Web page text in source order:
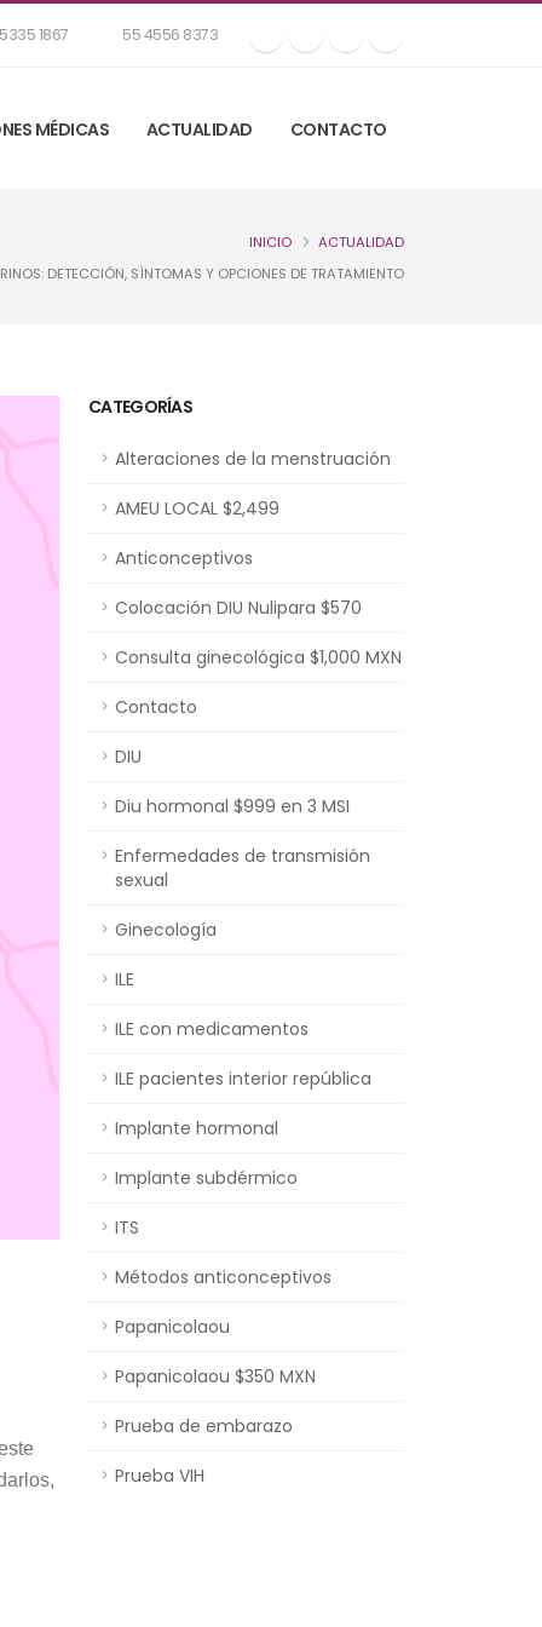
1867 55 4556 8373
MÉDICAS ACTUALIDAD CONTACTO
INICIO
ACTUALIDAD
DETECCIÓN, SÍNTOMAS Y OPCIONES DE TRATAMIENTO
CATEGORÍAS
Alteraciones de la menstruación
AMEU LOCAL $2,499
Anticonceptivos
Colocación DIU Nulipara $570
Consulta ginecológica $1,000 MXN
Contacto
DIU
Diu hormonal $999 en 3 MSI
Enfermedades de transmisión
sexual
Ginecología
ILE
ILE con medicamentos
ILE pacientes interior república
Implante hormonal
Implante subdérmico
ITS
Métodos anticonceptivos
Papanicolaou
Papanicolaou $350 MXN
Prueba de embarazo
Prueba VIH